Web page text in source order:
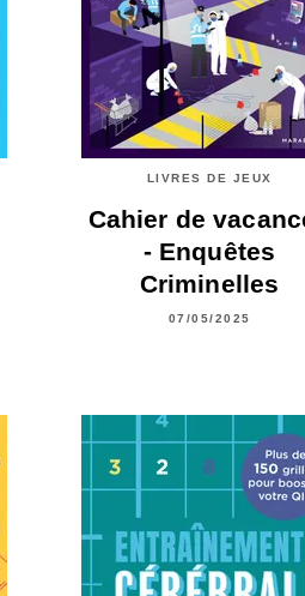
LIVRES DE JEUX
Cahier de
- Enquêtes
Criminelles
07/05/2025